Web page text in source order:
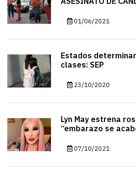
01/06/2021
Estados
clases: SEP
23/10/2020
Lyn May estrena
“embarazo se
07/10/2021